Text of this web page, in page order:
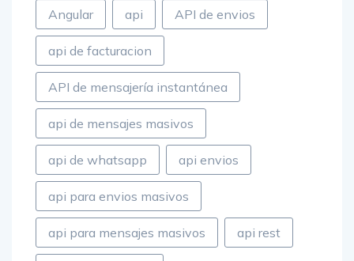
Angular api API de envios
api de facturacion
API de mensajería instantánea
api de mensajes masivos
api de whatsapp api envios
api para envios masivos
api para mensajes masivos api rest